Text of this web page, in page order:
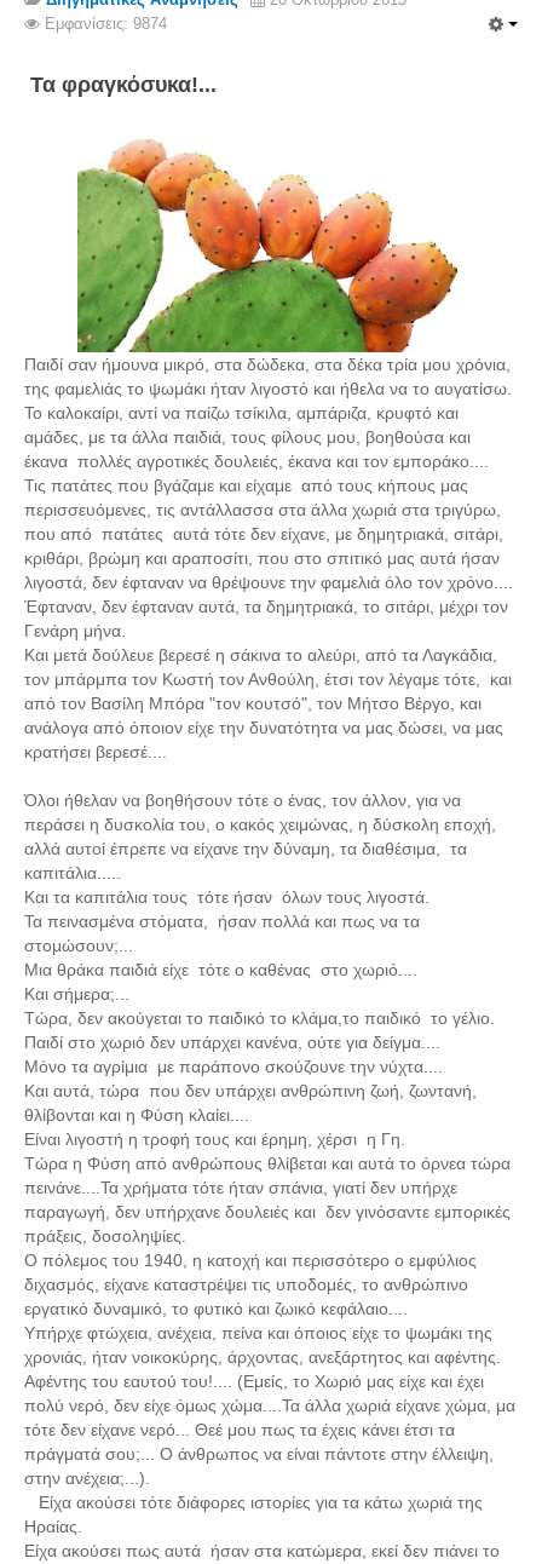
Σερβαίοι Συγγραφείς/Λογoτέχνες
Γραφή Πατριωτών/Συνεργατών
Σερβαίοι για το Σέρβου
Σύνδεσμος Σερβαίων
Εφημερίδα Αρτοζήνος
Ηλεκτρονική έκδοση Αρτοζήνου
Θέματα και δράσεις Συνδέσμου
Ανακοινώσεις
Η ιστοσελίδα μας
Χάρτης του Site (Sitemap)
Επικοινωνία
Τα Νέα
Τα Τελευταία Νέα
Αυτοί που έφυγαν για πάντα
Γάμοι - Γεννήσεις - Βαπτίσεις
Επιτυχίες - Διακρίσεις
Μηνύματα Επισκεπτών
παλιά αρχειοθετημένα
Πολιτιστικά
Οπτικοακουστικά
Φωτορεπορτάζ
Δημοτικά Τραγούδια
Videos
Albums Φωτογραφιών
Παλιές Φωτογραφίες του 1930
Πετρόκτιστα Σπίτια - Εκκλησίες
Πανοραμικές φωτογραφίες
Σύνδεσμοι
Εμφανίσεις: 9874
Τα φραγκόσυκα!...
Παιδί σαν ήμουνα μικρό, στα δώδεκα, στα δέκα τρία μου χρόνια,
της φαμελιάς το ψωμάκι ήταν λιγοστό και ήθελα να το αυγατίσω.
Το καλοκαίρι, αντί να παίζω τσίκιλα, αμπάριζα, κρυφτό και
αμάδες, με τα άλλα παιδιά, τους φίλους μου, βοηθούσα και
έκανα πολλές αγροτικές δουλειές, έκανα και τον εμποράκο....
Τις πατάτες που βγάζαμε και είχαμε από τους κήπους μας
περισσευόμενες, τις αντάλλασσα στα άλλα χωριά στα τριγύρω,
που από πατάτες αυτά τότε δεν είχανε, με δημητριακά, σιτάρι,
κριθάρι, βρώμη και αραποσίτι, που στο σπιτικό μας αυτά ήσαν
λιγοστά, δεν έφταναν να θρέψουνε την φαμελιά όλο τον χρόνο....
Έφταναν, δεν έφταναν αυτά, τα δημητριακά, το σιτάρι, μέχρι τον
Γενάρη μήνα.
Και μετά δούλευε βερεσέ η σάκινα το αλεύρι, από τα Λαγκάδια,
τον μπάρμπα τον Κωστή τον Ανθούλη, έτσι τον λέγαμε τότε,
και
από τον Βασίλη Μπόρα "τον κουτσό", τον Μήτσο Βέργο, και
ανάλογα από όποιον είχε την δυνατότητα να μας δώσει, να μας
κρατήσει βερεσέ....
Όλοι ήθελαν να βοηθήσουν τότε ο ένας, τον άλλον, για να
περάσει η δυσκολία του, ο κακός χειμώνας, η δύσκολη εποχή,
αλλά αυτοί έπρεπε να είχανε την δύναμη, τα διαθέσιμα, τα
καπιτάλια.....
Και τα καπιτάλια τους τότε ήσαν όλων τους λιγοστά.
Τα πεινασμένα στόματα, ήσαν πολλά και πως να τα
στομώσουν;...
Μια θράκα παιδιά είχε τότε ο καθένας στο χωριό....
Και σήμερα;...
Τώρα, δεν ακούγεται το παιδικό το κλάμα,το παιδικό το γέλιο.
Παιδί στο χωριό δεν υπάρχει κανένα, ούτε για δείγμα....
Μόνο τα αγρίμια με παράπονο σκούζουνε την νύχτα....
Και αυτά, τώρα που δεν υπάρχει ανθρώπινη ζωή, ζωντανή,
θλίβονται και η Φύση κλαίει....
Είναι λιγοστή η τροφή τους και έρημη, χέρσι η Γη.
Τώρα η Φύση από ανθρώπους θλίβεται και αυτά το όρνεα τώρα
πεινάνε....Τα χρήματα τότε ήταν σπάνια, γιατί δεν υπήρχε
παραγωγή, δεν υπήρχανε δουλειές και δεν γινόσαντε εμπορικές
πράξεις, δοσοληψίες.
Ο πόλεμος του 1940, η κατοχή και περισσότερο ο εμφύλιος
διχασμός, είχανε καταστρέψει τις υποδομές, το ανθρώπινο
εργατικό δυναμικό, το φυτικό και ζωικό κεφάλαιο....
Υπήρχε φτώχεια, ανέχεια, πείνα και όποιος είχε το ψωμάκι της
χρονιάς, ήταν νοικοκύρης, άρχοντας, ανεξάρτητος και αφέντης.
Αφέντης του εαυτού του!.... (Εμείς, το Χωριό μας είχε και έχει
πολύ νερό, δεν είχε όμως χώμα....Τα άλλα χωριά είχανε χώμα, μα
τότε δεν είχανε νερό... Θεέ μου πως τα έχεις κάνει έτσι τα
πράγματά σου;... Ο άνθρωπος να είναι πάντοτε στην έλλειψη,
στην ανέχεια;...).
Είχα ακούσει τότε διάφορες ιστορίες για τα κάτω χωριά της
Ηραίας.
Είχα ακούσει πως αυτά ήσαν στα κατώμερα, εκεί δεν πιάνει το